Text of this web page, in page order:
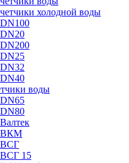
холодной воды
воды
ВКМ
ВСГ
15